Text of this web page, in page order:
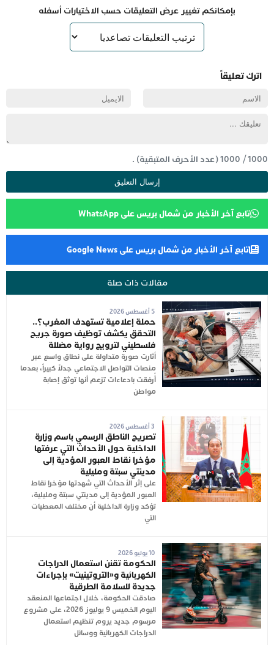
بإمكانكم تغيير عرض التعليقات حسب الاختيارات أسفله
اترك تعليقاً
1000
/
1000(عدد الأحرف المتبقية) .
تابع آخر الأخبار من شمال بريس على WhatsApp
تابع آخر الأخبار من شمال بريس على Google News
مقالات ذات صلة
5 أغسطس 2026
حملة إعلامية تستهدف المغرب؟..
التحقق يكشف توظيف صورة جريح
فلسطيني لترويج رواية مضللة
أثارت صورة متداولة على نطاق واسع عبر
منصات التواصل الاجتماعي جدلاً كبيراً، بعدما
أُرفقت بادعاءات تزعم أنها توثق إصابة
مواطن
تصريح الناطق الرسمي باسم وزارة
الداخلية حول الأحداث التي عرفتها
مؤخرا نقاط العبور المؤدية إلى
مدينتي سبتة ومليلية
على إثر الأحداث التي شهدتها مؤخرا نقاط
العبور المؤدية إلى مدينتي سبتة ومليلية،
تؤكد وزارة الداخلية أن مختلف المعطيات
التي
10 يوليو 2026
الحكومة تقنن استعمال الدراجات
الكهربائية و«التروتينيت» بإجراءات
جديدة للسلامة الطرقية
صادقت الحكومة، خلال اجتماعها المنعقد
اليوم الخميس 9 يوليوز 2026، على مشروع
مرسوم جديد يروم تنظيم استعمال
الدراجات الكهربائية ووسائل